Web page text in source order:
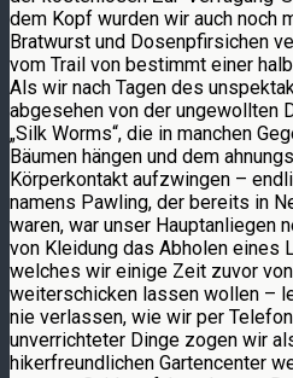
dem Kopf wurden wir auch noch
Bratwurst und Dosenpfirsichen
vom Trail von bestimmt einer
Als wir nach Tagen des
abgesehen von der ungewollten
„Silk Worms“, die in manchen
Bäumen hängen und dem
Körperkontakt aufzwingen –
namens Pawling, der bereits in
waren, war unser Hauptanliegen
von Kleidung das Abholen eines
welches wir einige Zeit zuvor
weiterschicken lassen wollen –
nie verlassen, wie wir per
unverrichteter Dinge zogen wir
hikerfreundlichen Gartencenter